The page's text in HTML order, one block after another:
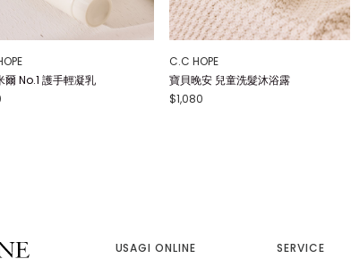
爾 No.1 護手輕凝乳
C.C HOPE
寶貝晚安 兒童洗髮沐浴露
$1,080
USAGI ONLINE SERVICE